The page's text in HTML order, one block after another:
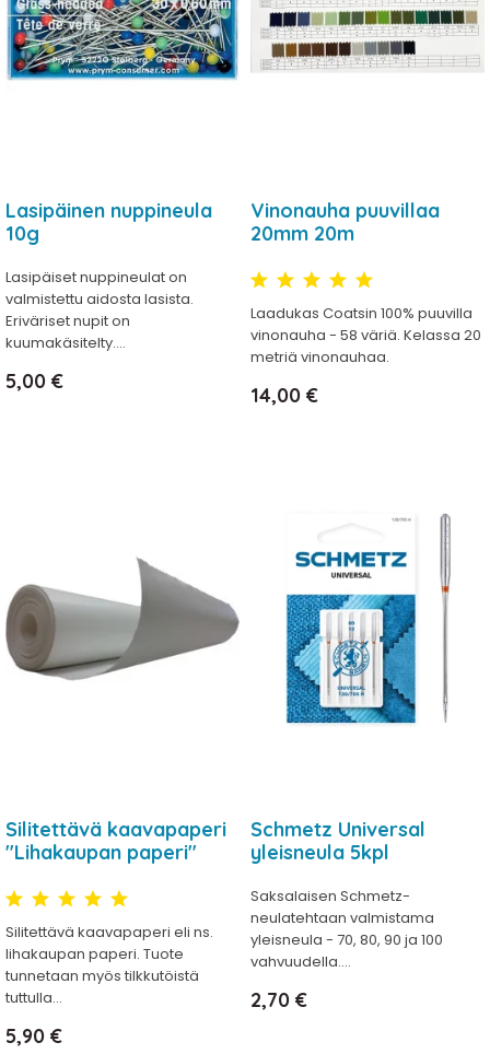
Lasipäinen nuppineula
10g
Lasipäiset nuppineulat on
valmistettu aidosta lasista.
Eriväriset nupit on
kuumakäsitelty....
Hinta
5,00 €
Vinonauha puuvillaa
20mm 20m
Laadukas Coatsin 100% puuvilla
vinonauha - 58 väriä. Kelassa 20
metriä vinonauhaa.
Hinta
14,00 €
Silitettävä kaavapaperi
"Lihakaupan paperi"
Silitettävä kaavapaperi eli ns.
lihakaupan paperi. Tuote
tunnetaan myös tilkkutöistä
tuttulla...
Hinta
5,90 €
Schmetz Universal
yleisneula 5kpl
Saksalaisen Schmetz-
neulatehtaan valmistama
yleisneula - 70, 80, 90 ja 100
vahvuudella....
Hinta
2,70 €